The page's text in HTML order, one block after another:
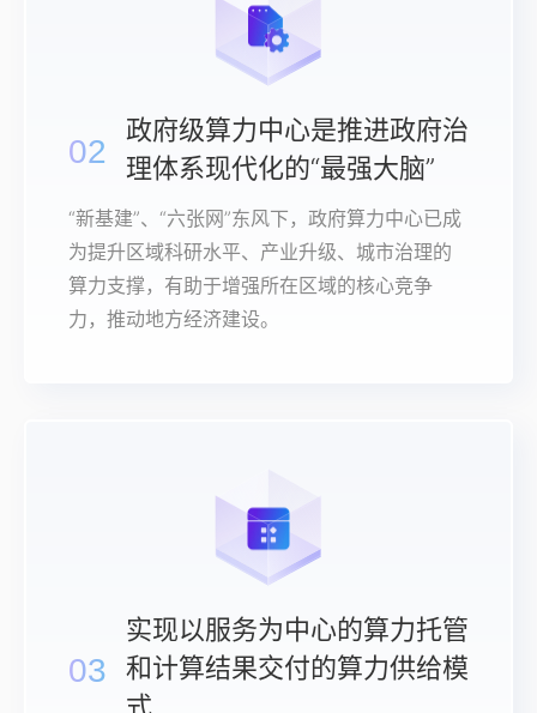
02
政府级算力中心是推进政府治
理体系现代化的“最强大脑”
“新基建”、“六张网”东风下，政府算力中心已成
为提升区域科研水平、产业升级、城市治理的
算力支撑，有助于增强所在区域的核心竞争
力，推动地方经济建设。
03
实现以服务为中心的算力托管
和计算结果交付的算力供给模
式